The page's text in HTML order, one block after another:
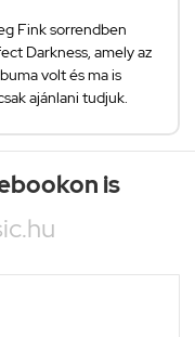
Fink sorrendben
Darkness, amely az
volt és ma is
ajánlani tudjuk.
is